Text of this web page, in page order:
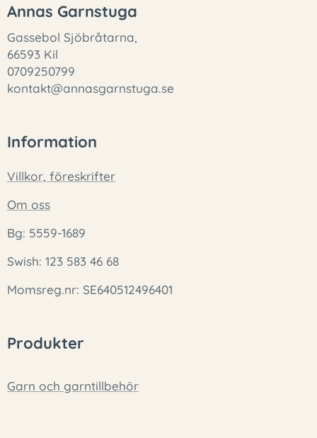
Annas Garnstuga
Gassebol Sjöbråtarna,
66593 Kil
0709250799
kontakt@annasgarnstuga.se
Information
Villkor, föreskrifter
Om oss
Bg: 5559-1689
Swish: 123 583 46 68
Momsreg.nr: SE640512496401
Produkter
Garn och garntillbehör